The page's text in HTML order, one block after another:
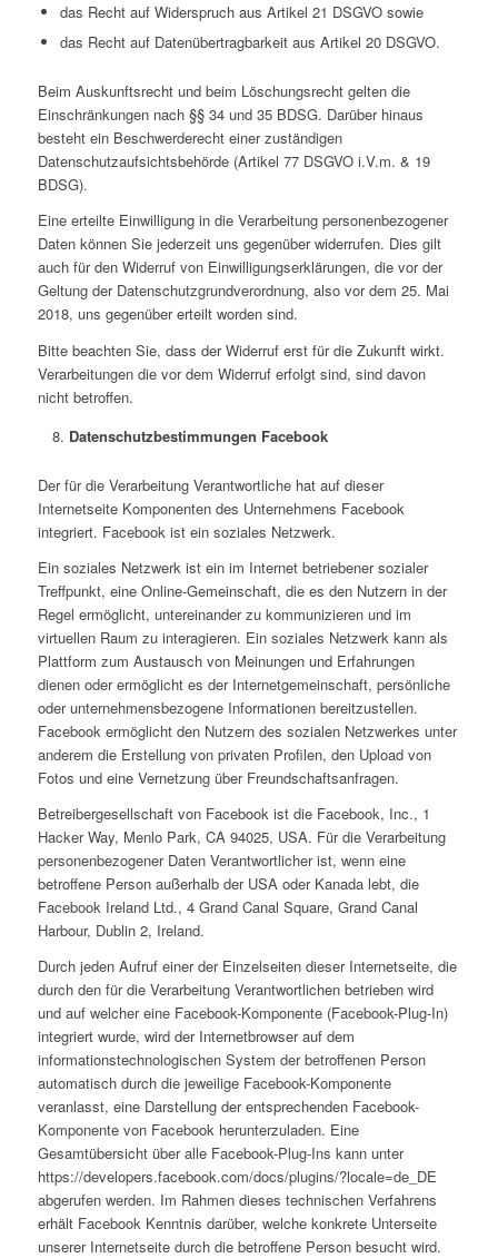
das Recht auf Widerspruch aus Artikel 21 DSGVO sowie
das Recht auf Datenübertragbarkeit aus Artikel 20 DSGVO.
Beim Auskunftsrecht und beim Löschungsrecht gelten die
Einschränkungen nach §§ 34 und 35 BDSG. Darüber hinaus
besteht ein Beschwerderecht einer zuständigen
Datenschutzaufsichtsbehörde (Artikel 77 DSGVO i.V.m. & 19
BDSG).
Eine erteilte Einwilligung in die Verarbeitung personenbezogener
Daten können Sie jederzeit uns gegenüber widerrufen. Dies gilt
auch für den Widerruf von Einwilligungserklärungen, die vor der
Geltung der Datenschutzgrundverordnung, also vor dem 25. Mai
2018, uns gegenüber erteilt worden sind.
Bitte beachten Sie, dass der Widerruf erst für die Zukunft wirkt.
Verarbeitungen die vor dem Widerruf erfolgt sind, sind davon
nicht betroffen.
Datenschutzbestimmungen Facebook
Der für die Verarbeitung Verantwortliche hat auf dieser
Internetseite Komponenten des Unternehmens Facebook
integriert. Facebook ist ein soziales Netzwerk.
Ein soziales Netzwerk ist ein im Internet betriebener sozialer
Treffpunkt, eine Online-Gemeinschaft, die es den Nutzern in der
Regel ermöglicht, untereinander zu kommunizieren und im
virtuellen Raum zu interagieren. Ein soziales Netzwerk kann als
Plattform zum Austausch von Meinungen und Erfahrungen
dienen oder ermöglicht es der Internetgemeinschaft, persönliche
oder unternehmensbezogene Informationen bereitzustellen.
Facebook ermöglicht den Nutzern des sozialen Netzwerkes unter
anderem die Erstellung von privaten Profilen, den Upload von
Fotos und eine Vernetzung über Freundschaftsanfragen.
Betreibergesellschaft von Facebook ist die Facebook, Inc., 1
Hacker Way, Menlo Park, CA 94025, USA. Für die Verarbeitung
personenbezogener Daten Verantwortlicher ist, wenn eine
betroffene Person außerhalb der USA oder Kanada lebt, die
Facebook Ireland Ltd., 4 Grand Canal Square, Grand Canal
Harbour, Dublin 2, Ireland.
Durch jeden Aufruf einer der Einzelseiten dieser Internetseite, die
durch den für die Verarbeitung Verantwortlichen betrieben wird
und auf welcher eine Facebook-Komponente (Facebook-Plug-In)
integriert wurde, wird der Internetbrowser auf dem
informationstechnologischen System der betroffenen Person
automatisch durch die jeweilige Facebook-Komponente
veranlasst, eine Darstellung der entsprechenden Facebook-
Komponente von Facebook herunterzuladen. Eine
Gesamtübersicht über alle Facebook-Plug-Ins kann unter
https://developers.facebook.com/docs/plugins/?locale=de_DE
abgerufen werden. Im Rahmen dieses technischen Verfahrens
erhält Facebook Kenntnis darüber, welche konkrete Unterseite
unserer Internetseite durch die betroffene Person besucht wird.